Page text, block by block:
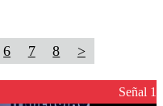
6 7 8 >
Señal 1